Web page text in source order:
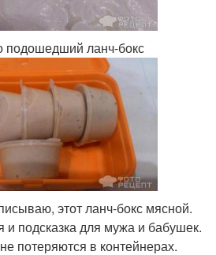
подошедший ланч-бокс
этот ланч-бокс мясной.
и подсказка для мужа и бабушек.
потеряются в контейнерах.